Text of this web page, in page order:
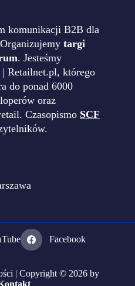
komunikacji B2B dla
targi
. Jesteśmy
Retailnet.pl, którego
do ponad 6000
oraz
Czasopismo SCF
Facebook
| Copyright © 2026 by